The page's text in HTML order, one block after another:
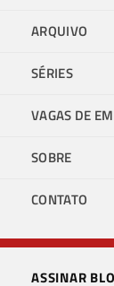
ARQUIVO
SÉRIES
VAGAS DE
SOBRE
CONTATO
ASSINAR